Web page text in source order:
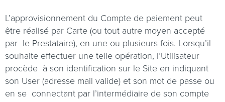
L’approvisionnement du Compte de paiement peut
être réalisé par Carte (ou tout autre moyen accepté
par le Prestataire), en une ou plusieurs fois. Lorsqu’il
souhaite effectuer une telle opération, l’Utilisateur
procède à son identification sur le Site en indiquant
son User (adresse mail valide) et son mot de passe ou
en se connectant par l’intermédiaire de son compte